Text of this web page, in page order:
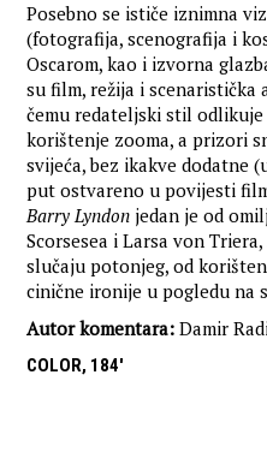
Posebno se ističe iznimna
(fotografija, scenografija i
Oscarom, kao i izvorna
su film, režija i
čemu redateljski stil
korištenje zooma, a prizori
svijeća, bez ikakve dodatne
put ostvareno u povijesti
Barry Lyndon jedan je od
Scorsesea i Larsa von
slučaju potonjeg, od
cinične ironije u pogledu na
Autor komentara: Damir
COLOR, 184'